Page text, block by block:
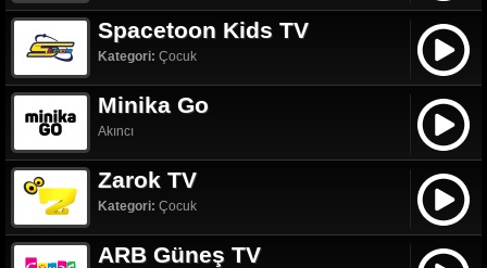
Spacetoon Kids TV
Kategori: Çocuk
Minika Go
Akıncı
Zarok TV
Kategori: Çocuk
ARB Güneş TV